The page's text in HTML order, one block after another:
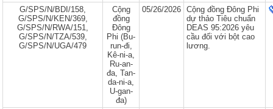
G/SPS/N/BDI/158,
G/SPS/N/KEN/369,
G/SPS/N/RWA/151,
G/SPS/N/TZA/539,
G/SPS/N/UGA/479
Cộng
đồng
Đông
Phi (Bu-
run-đi,
Kê-ni-a,
Ru-an-
đa, Tan-
da-ni-a,
U-gan-
đa)
05/26/2026
Cộng đồng Đông Phi
dự thảo Tiêu chuẩn
DEAS 95:2026 yêu
cầu đối với bột cao
lương.